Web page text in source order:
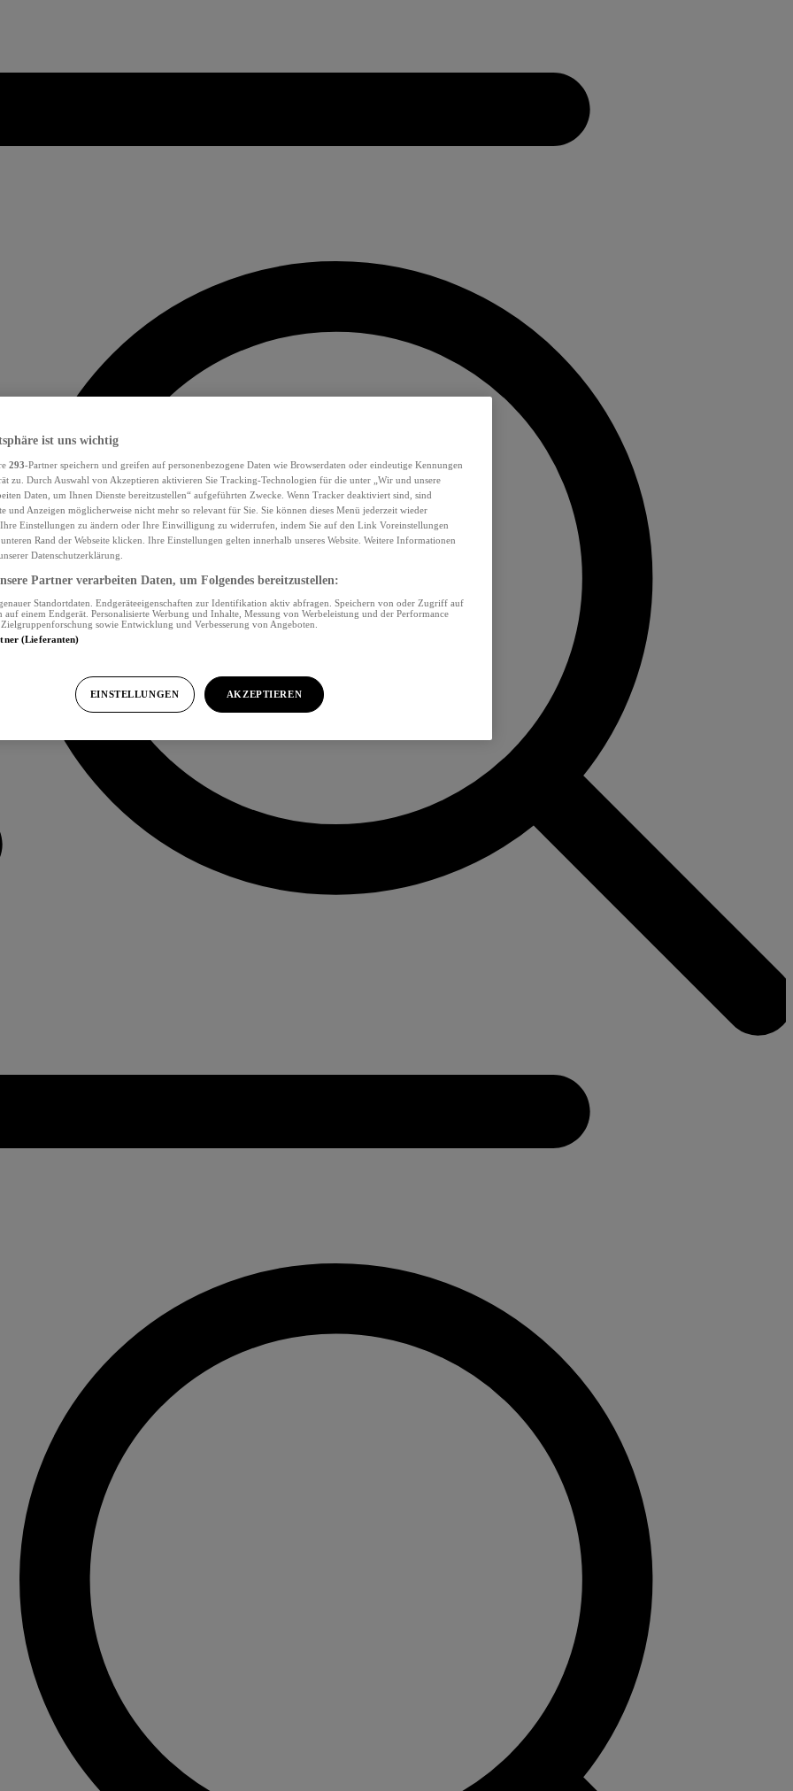
ist uns wichtig
293-Partner speichern und greifen auf personenbezogene Daten wie Browserdaten oder eindeutige Kennungen
zu. Durch Auswahl von Akzeptieren aktivieren Sie Tracking-Technologien für die unter „Wir und unsere
Daten, um Ihnen Dienste bereitzustellen“ aufgeführten Zwecke. Wenn Tracker deaktiviert sind, sind
und Anzeigen möglicherweise nicht mehr so relevant für Sie. Sie können dieses Menü jederzeit wieder
Einstellungen zu ändern oder Ihre Einwilligung zu widerrufen, indem Sie auf den Link Voreinstellungen
Rand der Webseite klicken. Ihre Einstellungen gelten innerhalb unseres Website. Weitere Informationen
Datenschutzerklärung.
Partner verarbeiten Daten, um Folgendes bereitzustellen:
Standortdaten. Endgeräteeigenschaften zur Identifikation aktiv abfragen. Speichern von oder Zugriff auf
einem Endgerät. Personalisierte Werbung und Inhalte, Messung von Werbeleistung und der Performance
sowie Entwicklung und Verbesserung von Angeboten.
(Lieferanten)
EINSTELLUNGEN AKZEPTIEREN